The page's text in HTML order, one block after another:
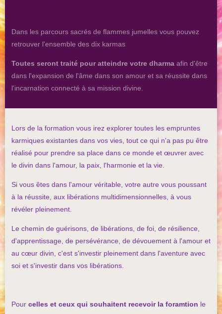
Dans les parcours sacrés de flammes jumelles vous pouvez
retrouver l'ensemble des dix karmas
Toutes seront traité pour atteindre votre dharma afin d'être
dans l'expansion de l'âme dans son amour et sa réussite dans
l'incarnation connecté à sa mission divine.
Lors de la formation vous irez explorer toutes les empruntes
karmiques existantes dans vos vies, tout ce qui n'a pas pu être
réalisé pour prendre sa place dans ce monde et œuvrer avec
le divin dans l'amour, la paix, l'harmonie et la vie.
Si vous êtes dans l'amour véritable, votre autre vous poussant
à la réussite, aux libérations multidimensionnelles, à vous
révéler pleinement.
Le chemin de guérisons, de libérations, de foi, de résilience,
d'apprentissage, de persévérance, de dévouement à l'amour et
au cœur divin, c'est s'investir pleinement dans l'aventure avec
soi et s'investir dans vos libérations.
Pour celles et ceux qui souhaitent recevoir la foramtion le